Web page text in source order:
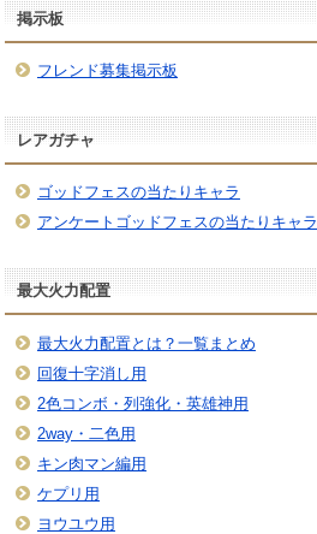
掲示板
フレンド募集掲示板
レアガチャ
ゴッドフェスの当たりキャラ
アンケートゴッドフェスの当たりキャラ
最大火力配置
最大火力配置とは？一覧まとめ
回復十字消し用
2色コンボ・列強化・英雄神用
2way・二色用
キン肉マン編用
ケプリ用
ヨウユウ用